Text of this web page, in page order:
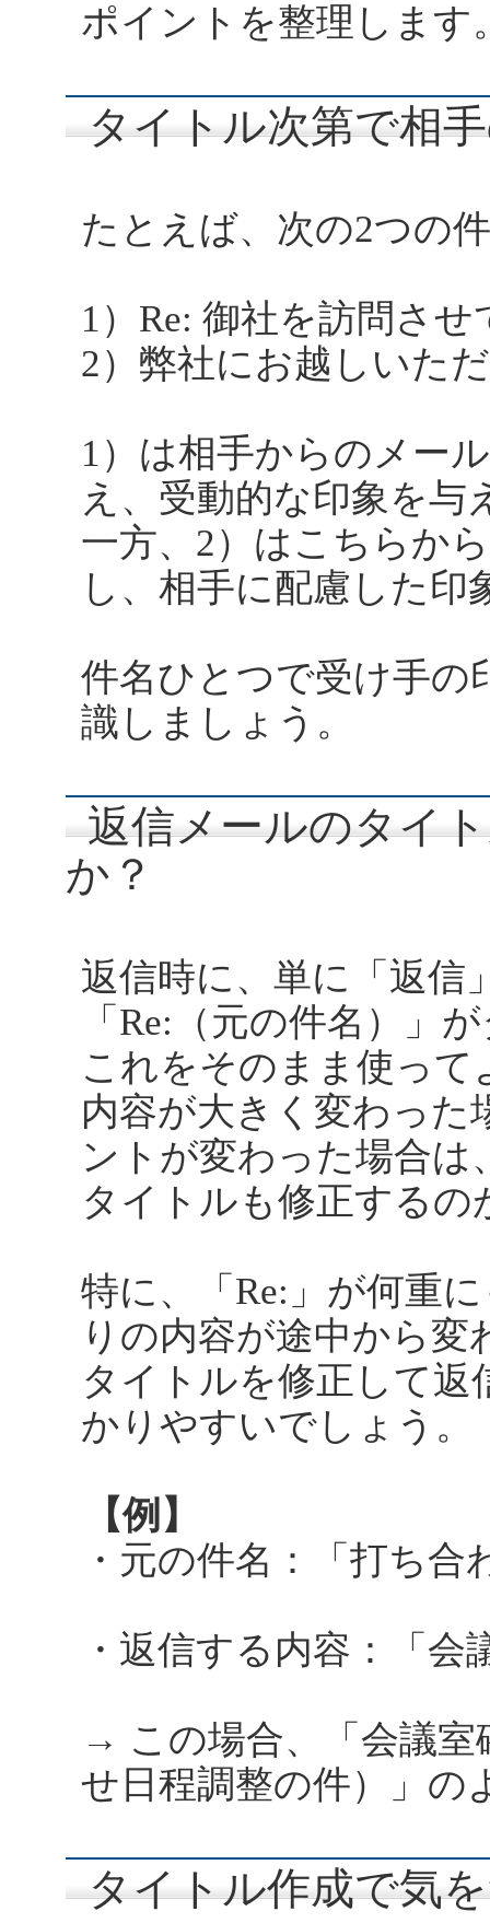
ポイントを整理します
タイトル次第で相
たとえば、次の2つの
1）Re: 御社を訪問さ
2）弊社にお越しいた
1）は相手からのメー
え、受動的な印象を与
一方、2）はこちらか
し、相手に配慮した印
件名ひとつで受け手の
識しましょう。
返信メールのタイ
か？
返信時に、単に「返信
「Re:（元の件名）」
これをそのまま使っ
内容が大きく変わった
ントが変わった場合は
タイトルも修正するの
特に、「Re:」が何重
りの内容が途中から
タイトルを修正して
かりやすいでしょう。
【例】
・元の件名：「打ち
・返信する内容：「
→ この場合、「会議室
せ日程調整の件）」の
タイトル作成で気